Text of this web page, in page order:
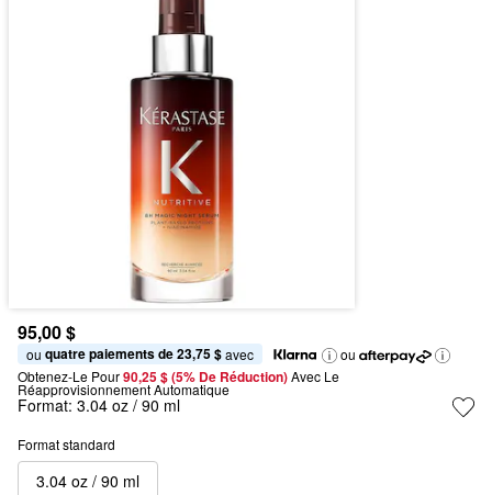
95,00 $
ou quatre paiements de 23,75 $ avec
ou
Obtenez-Le Pour90,25 $ (5% De Réduction) Avec Le
Réapprovisionnement Automatique
Format: 3.04 oz / 90 ml
Format standard
3.04 oz / 90 ml